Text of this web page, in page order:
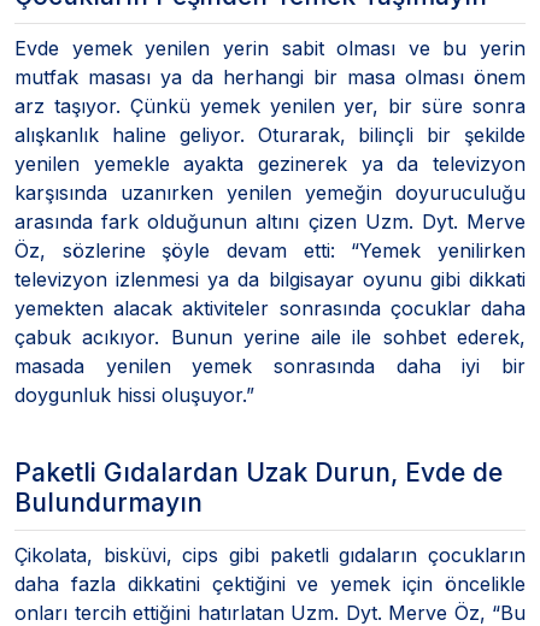
Evde yemek yenilen yerin sabit olması ve bu yerin
mutfak masası ya da herhangi bir masa olması önem
arz taşıyor. Çünkü yemek yenilen yer, bir süre sonra
alışkanlık haline geliyor. Oturarak, bilinçli bir şekilde
yenilen yemekle ayakta gezinerek ya da televizyon
karşısında uzanırken yenilen yemeğin doyuruculuğu
arasında fark olduğunun altını çizen Uzm. Dyt. Merve
Öz, sözlerine şöyle devam etti: “Yemek yenilirken
televizyon izlenmesi ya da bilgisayar oyunu gibi dikkati
yemekten alacak aktiviteler sonrasında çocuklar daha
çabuk acıkıyor. Bunun yerine aile ile sohbet ederek,
masada yenilen yemek sonrasında daha iyi bir
doygunluk hissi oluşuyor.”
Paketli Gıdalardan Uzak Durun, Evde de
Bulundurmayın
Çikolata, bisküvi, cips gibi paketli gıdaların çocukların
daha fazla dikkatini çektiğini ve yemek için öncelikle
onları tercih ettiğini hatırlatan Uzm. Dyt. Merve Öz, “Bu